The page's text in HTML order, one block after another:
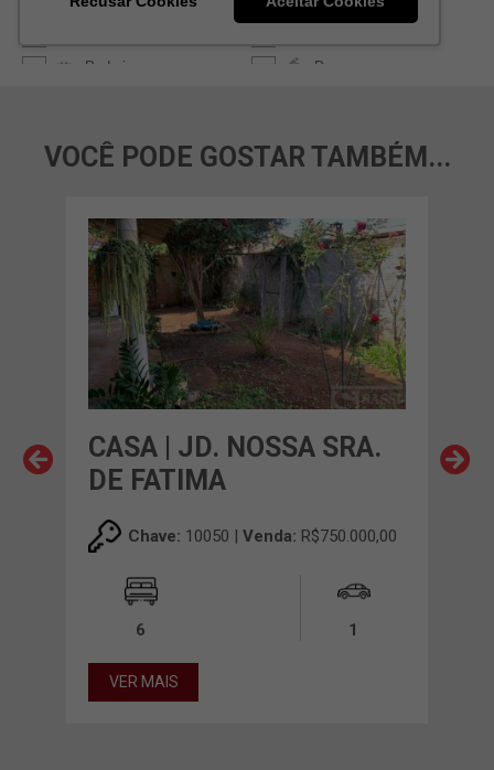
VOCÊ PODE GOSTAR TAMBÉM...
CASA | JD. NOSSA SRA.
DE FATIMA
Chave: 10050 | Venda: R$750.000,00
6 1
VER MAIS